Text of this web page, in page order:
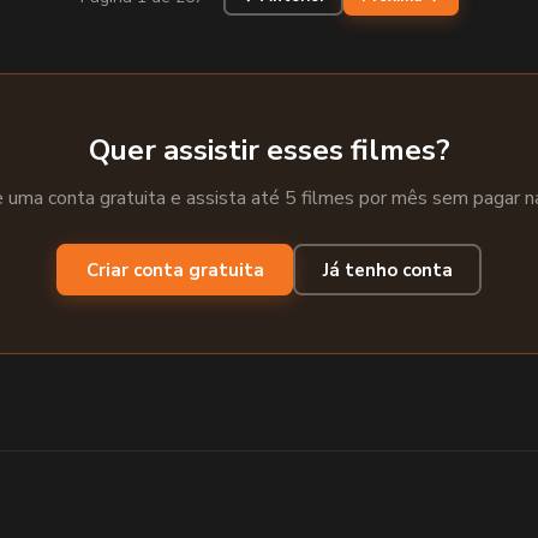
Quer assistir esses filmes?
uma conta gratuita e assista até 5 filmes por mês sem pagar
Criar conta gratuita Já tenho conta